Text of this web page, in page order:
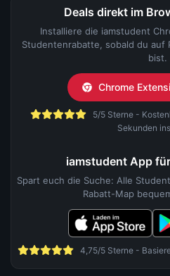
Deals direkt im
Installiere die iamstudent
Studentenrabatte, sobald du auf
bist.
Chrome
5/5 Sterne -
Sekunden
iamstudent App
Spart euch die Suche: Alle
Rabatt-Map
4,75/5 Sterne -